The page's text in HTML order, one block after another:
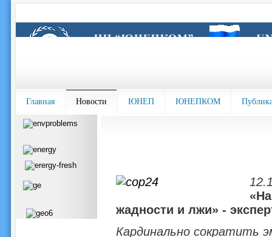
Главная Новости ЮНЕП ЮНЕПКОМ
жадности и лжи» -
Кардинально сократить